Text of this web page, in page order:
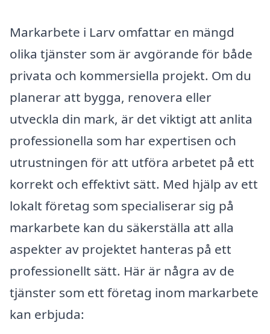
Markarbete i Larv omfattar en mängd
olika tjänster som är avgörande för både
privata och kommersiella projekt. Om du
planerar att bygga, renovera eller
utveckla din mark, är det viktigt att anlita
professionella som har expertisen och
utrustningen för att utföra arbetet på ett
korrekt och effektivt sätt. Med hjälp av ett
lokalt företag som specialiserar sig på
markarbete kan du säkerställa att alla
aspekter av projektet hanteras på ett
professionellt sätt. Här är några av de
tjänster som ett företag inom markarbete
kan erbjuda: